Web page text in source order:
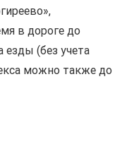
в дороге до
езды (без учета
можно также до